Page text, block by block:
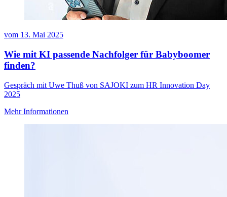
vom 13. Mai 2025
Wie mit KI passende Nachfolger für Babyboomer
finden?
Gespräch mit Uwe Thuß von SAJOKI zum HR Innovation Day
2025
Mehr Informationen